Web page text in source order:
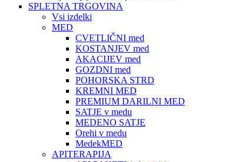
SPLETNA TRGOVINA
Vsi izdelki
MED
CVETLIČNI med
KOSTANJEV med
AKACIJEV med
GOZDNI med
POHORSKA STRD
KREMNI MED
PREMIUM DARILNI MED
SATJE v medu
MEDENO SATJE
Orehi v medu
MedekMED
APITERAPIJA